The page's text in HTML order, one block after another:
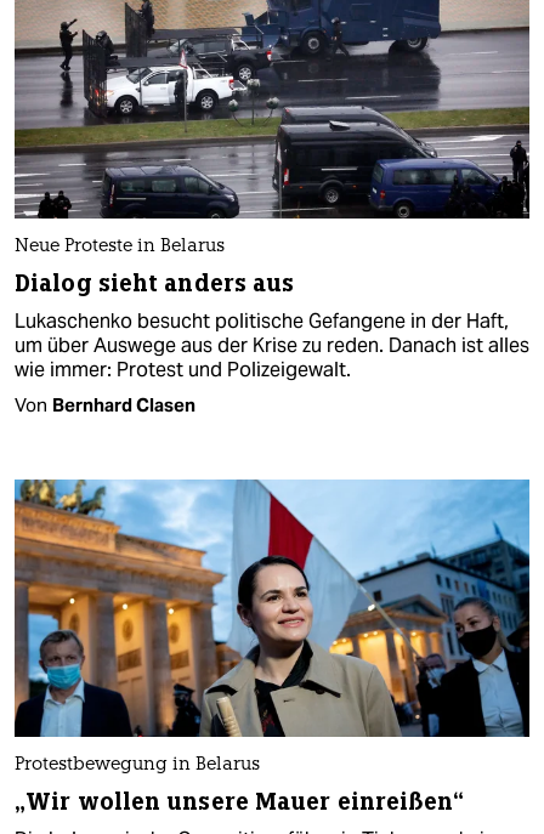
Neue Proteste in Belarus
Dialog sieht anders aus
Lukaschenko besucht politische Gefangene in der Haft,
um über Auswege aus der Krise zu reden. Danach ist alles
wie immer: Protest und Polizeigewalt.
Von Bernhard Clasen
Protestbewegung in Belarus
„Wir wollen unsere Mauer einreißen“